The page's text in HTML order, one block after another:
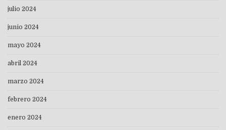
julio 2024
junio 2024
mayo 2024
abril 2024
marzo 2024
febrero 2024
enero 2024